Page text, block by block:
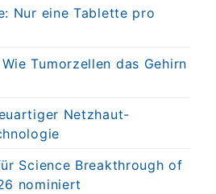
Nur eine Tablette pro
Tumorzellen das Gehirn
Netzhaut-
Science Breakthrough of
nominiert